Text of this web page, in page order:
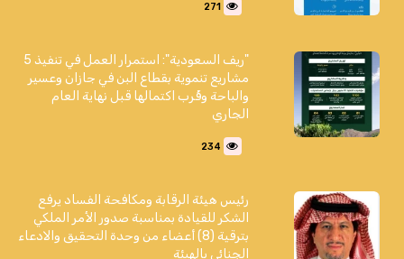
271
"ريف السعودية": استمرار العمل في تنفيذ 5
مشاريع تنموية بقطاع البن في جازان وعسير
والباحة وقُرب اكتمالها قبل نهاية العام
الجاري
234
رئيس هيئة الرقابة ومكافحة الفساد يرفع
الشكر للقيادة بمناسبة صدور الأمر الملكي
بترقية (8) أعضاء من وحدة التحقيق والادعاء
الجنائي بالهيئة